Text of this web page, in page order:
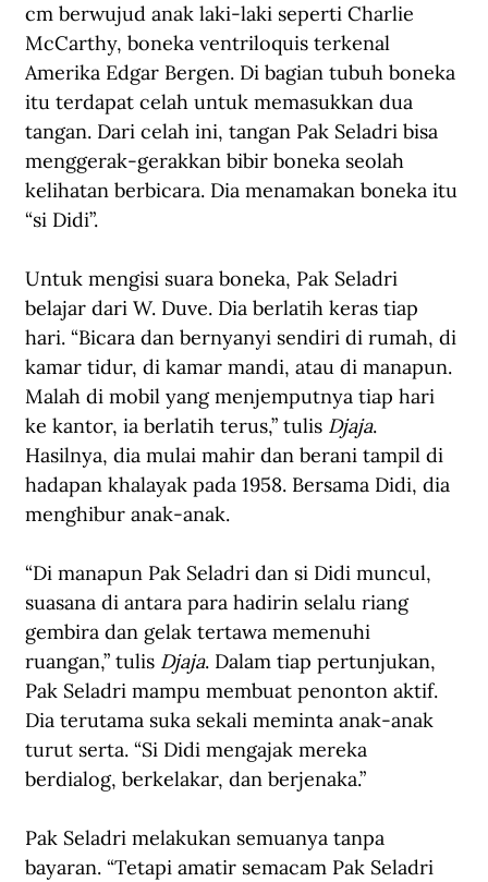
cm berwujud anak laki-laki seperti Charlie
McCarthy, boneka ventriloquis terkenal
Amerika Edgar Bergen. Di bagian tubuh boneka
itu terdapat celah untuk memasukkan dua
tangan. Dari celah ini, tangan Pak Seladri bisa
menggerak-gerakkan bibir boneka seolah
kelihatan berbicara. Dia menamakan boneka itu
“si Didi”.
Untuk mengisi suara boneka, Pak Seladri
belajar dari W. Duve. Dia berlatih keras tiap
hari. “Bicara dan bernyanyi sendiri di rumah, di
kamar tidur, di kamar mandi, atau di manapun.
Malah di mobil yang menjemputnya tiap hari
ke kantor, ia berlatih terus,” tulis Djaja.
Hasilnya, dia mulai mahir dan berani tampil di
hadapan khalayak pada 1958. Bersama Didi, dia
menghibur anak-anak.
“Di manapun Pak Seladri dan si Didi muncul,
suasana di antara para hadirin selalu riang
gembira dan gelak tertawa memenuhi
ruangan,” tulis Djaja. Dalam tiap pertunjukan,
Pak Seladri mampu membuat penonton aktif.
Dia terutama suka sekali meminta anak-anak
turut serta. “Si Didi mengajak mereka
berdialog, berkelakar, dan berjenaka.”
Pak Seladri melakukan semuanya tanpa
bayaran. “Tetapi amatir semacam Pak Seladri